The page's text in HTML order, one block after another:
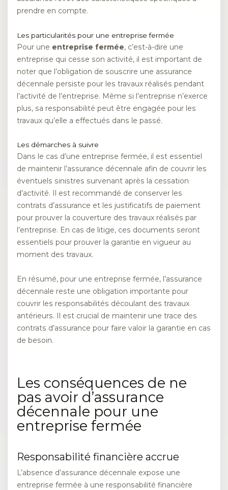
prendre en compte.
Les particularités pour une entreprise fermée
Pour une entreprise fermée, c’est-à-dire une
entreprise qui cesse son activité, il est important de
noter que l’obligation de souscrire une assurance
décennale persiste pour les travaux réalisés pendant
l’activité de l’entreprise. Même si l’entreprise n’exerce
plus, sa responsabilité peut être engagée pour les
travaux qu’elle a effectués dans le passé.
Les démarches à suivre
Dans le cas d’une entreprise fermée, il est essentiel
de maintenir l’assurance décennale afin de couvrir les
éventuels sinistres survenant après la cessation
d’activité. Il est recommandé de conserver les
contrats d’assurance et les justificatifs de paiement
pour prouver la couverture des travaux réalisés par
l’entreprise. En cas de litige, ces documents seront
essentiels pour prouver la garantie en vigueur au
moment des travaux.
En résumé, pour une entreprise fermée, l’assurance
décennale reste une obligation importante pour
couvrir les responsabilités découlant des travaux
antérieurs. Il est crucial de maintenir une trace des
contrats d’assurance pour faire valoir la garantie en cas
de besoin.
Les conséquences de ne
pas avoir d’assurance
décennale pour une
entreprise fermée
Responsabilité financière accrue
L’absence d’assurance décennale expose une
entreprise fermée à une responsabilité financière